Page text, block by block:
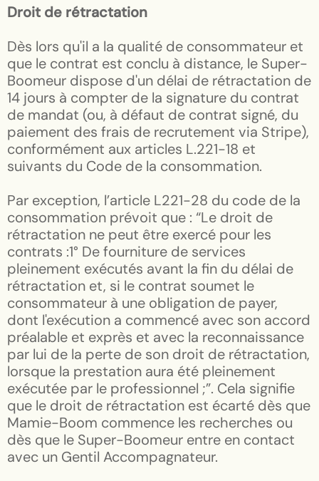
Droit de rétractation
Dès lors qu'il a la qualité de consommateur et
que le contrat est conclu à distance, le Super-
Boomeur dispose d'un délai de rétractation de
14 jours à compter de la signature du contrat
de mandat (ou, à défaut de contrat signé, du
paiement des frais de recrutement via Stripe),
conformément aux articles L.221-18 et
suivants du Code de la consommation.
Par exception, l’article L221-28 du code de la
consommation prévoit que : “Le droit de
rétractation ne peut être exercé pour les
contrats :1° De fourniture de services
pleinement exécutés avant la fin du délai de
rétractation et, si le contrat soumet le
consommateur à une obligation de payer,
dont l'exécution a commencé avec son accord
préalable et exprès et avec la reconnaissance
par lui de la perte de son droit de rétractation,
lorsque la prestation aura été pleinement
exécutée par le professionnel ;”. Cela signifie
que le droit de rétractation est écarté dès que
Mamie-Boom commence les recherches ou
dès que le Super-Boomeur entre en contact
avec un Gentil Accompagnateur.